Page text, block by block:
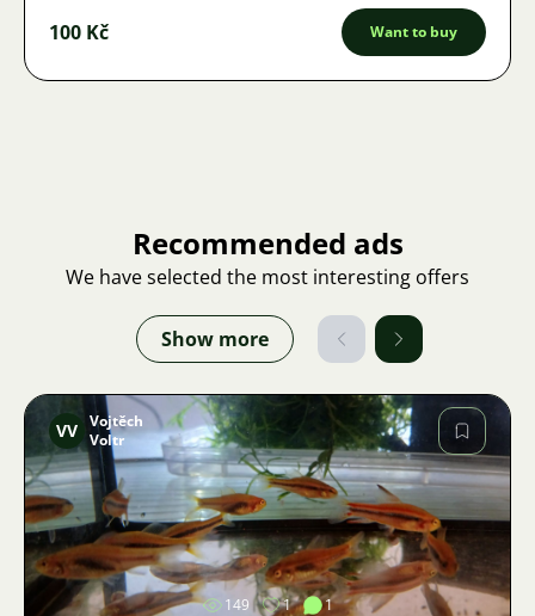
100 Kč Want to buy
Recommended ads
We have selected the most interesting offers
Show more
Image
VV Vojtěch
Voltr
149 1 1